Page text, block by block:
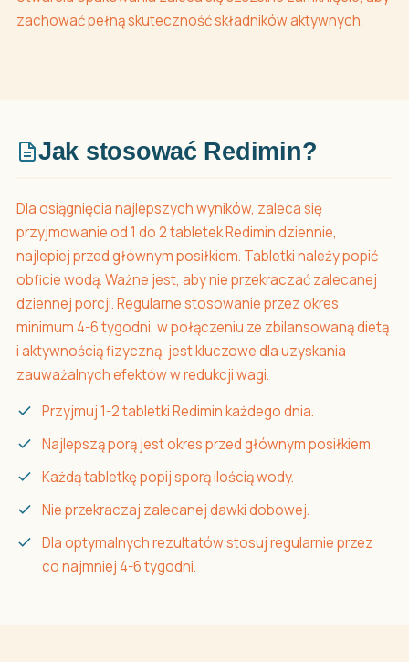
zachować pełną skuteczność składników aktywnych.
Jak stosować Redimin?
Dla osiągnięcia najlepszych wyników, zaleca się
przyjmowanie od 1 do 2 tabletek Redimin dziennie,
najlepiej przed głównym posiłkiem. Tabletki należy popić
obficie wodą. Ważne jest, aby nie przekraczać zalecanej
dziennej porcji. Regularne stosowanie przez okres
minimum 4-6 tygodni, w połączeniu ze zbilansowaną dietą
i aktywnością fizyczną, jest kluczowe dla uzyskania
zauważalnych efektów w redukcji wagi.
Przyjmuj 1-2 tabletki Redimin każdego dnia.
Najlepszą porą jest okres przed głównym posiłkiem.
Każdą tabletkę popij sporą ilością wody.
Nie przekraczaj zalecanej dawki dobowej.
Dla optymalnych rezultatów stosuj regularnie przez
co najmniej 4-6 tygodni.